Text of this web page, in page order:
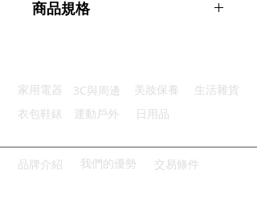
多種顏色：莫蘭迪色系任君挑選
商品規格
主要材質：PP
商品尺寸：11*11*1.5cm
產地名稱：中國大陸
代理商：亞桓有限公司
家用電器 3C與周邊 美妝保養
生活雜貨
衣包鞋錶
運動戶外 日用品
品牌介紹 我們的優勢 交易條件